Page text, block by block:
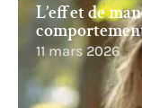
L’effet de
11 mars 2026